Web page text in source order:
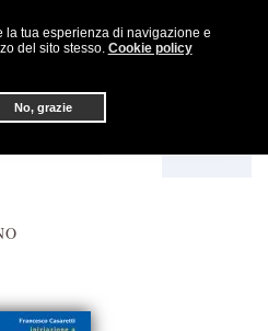
tua esperienza di navigazione e
del sito stesso. Cookie policy
No, grazie